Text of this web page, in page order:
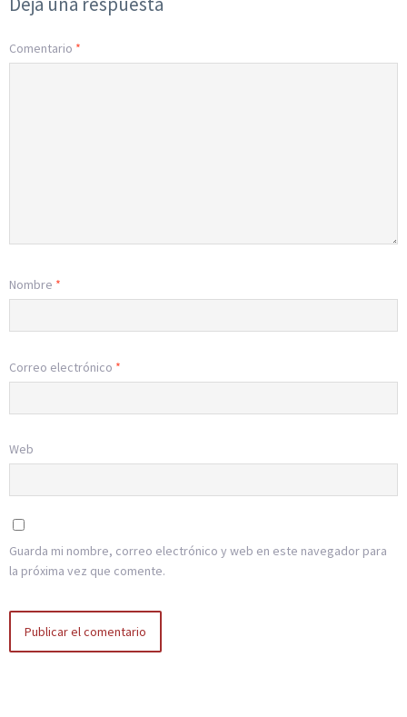
Comentario *
Nombre *
Correo electrónico *
Web
Guarda mi nombre, correo electrónico y web en este navegador para
la próxima vez que comente.